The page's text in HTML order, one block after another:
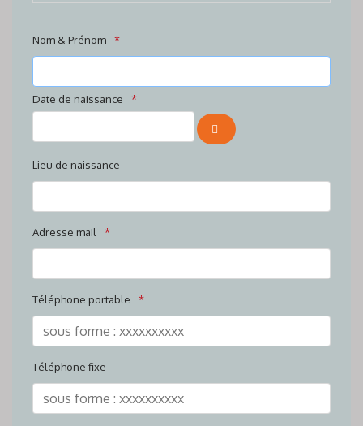
Nom & Prénom
Date de naissance
Lieu de naissance
Adresse mail
Téléphone portable
Téléphone fixe